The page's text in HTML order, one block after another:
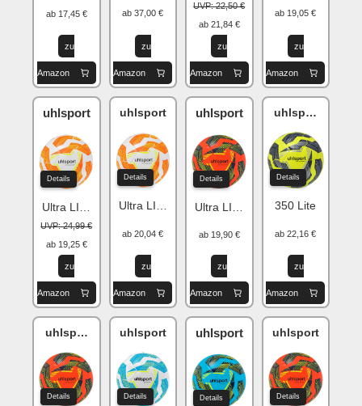
ab 17,45 €
zu
Amazon
ab 37,00 €
zu
Amazon
UVP: 22,50 €
ab 21,84 €
zu
Amazon
ab 19,05 €
zu
Amazon
uhlsport
Details
Ultra LITE Soft 290
UVP: 24,99 €
ab 19,25 €
zu
Amazon
uhlsport
Details
Ultra LITE Soft 290
ab 20,04 €
zu
Amazon
uhlsport
Details
Ultra LITE Soft 290
ab 19,90 €
zu
Amazon
uhlsport
Details
350 Lite
ab 22,16 €
zu
Amazon
uhlsport Ultra LITE Soft 290
Details
uhlsport
Details
uhlsport
Details
uhlsport
Details